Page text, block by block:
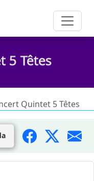
5 Têtes
Quintet 5 Têtes